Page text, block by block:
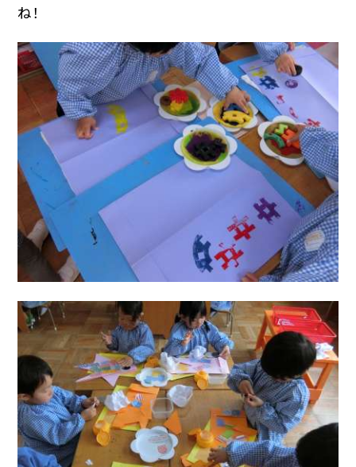
ね！